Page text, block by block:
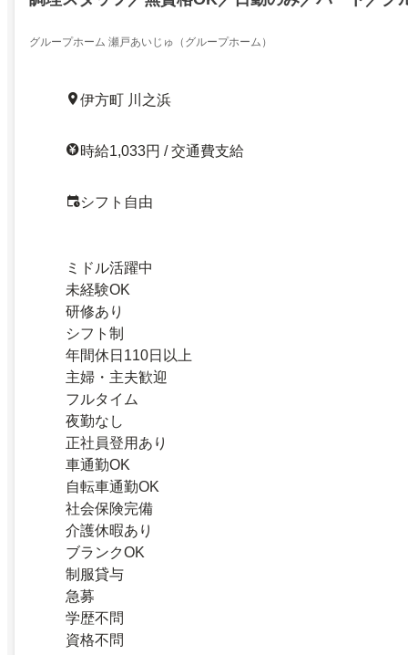
グループホーム 瀬戸あいじゅ（グループホーム）
伊方町 川之浜
時給1,033円 / 交通費支給
シフト自由
ミドル活躍中
未経験OK
研修あり
シフト制
年間休日110日以上
主婦・主夫歓迎
フルタイム
夜勤なし
正社員登用あり
車通勤OK
自転車通勤OK
社会保険完備
介護休暇あり
ブランクOK
制服貸与
急募
学歴不問
資格不問